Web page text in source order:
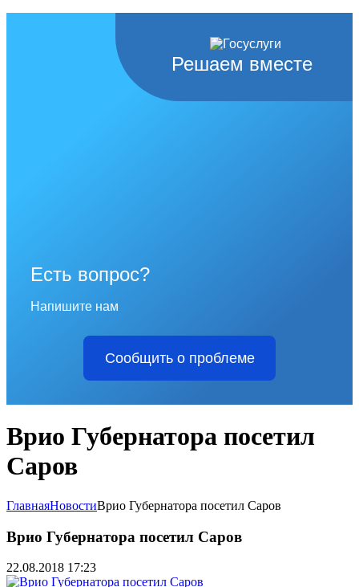
Решаем вместе
Есть вопрос?
Напишите нам
Сообщить о проблеме
Врио Губернатора посетил
Саров
ГлавнаяНовостиВрио Губернатора посетил Саров
Врио Губернатора посетил Саров
22.08.2018 17:23